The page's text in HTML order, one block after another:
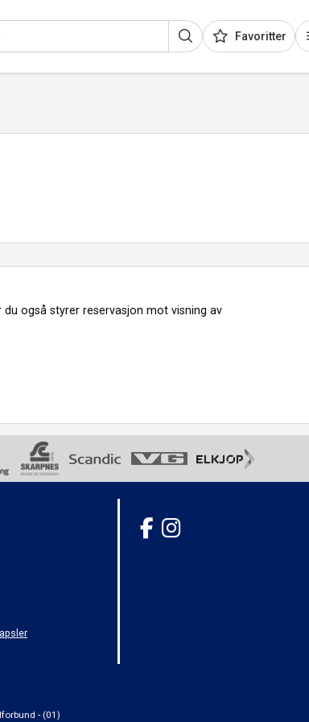
Favoritter
du også styrer reservasjon mot visning av
- (01)